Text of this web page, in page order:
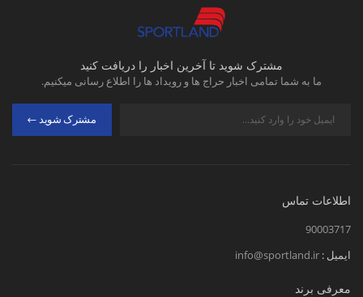
مشترک شوید تا آخرین اخبار را دریافت کنید
ما به شما تمامی اخبار حراج ها و رویداد ها را اطلاع رسانی میکنیم.
مشترک شوید
اطلاعات تماس
90003717
ایمیل : info@sportland.ir
معرفی برند